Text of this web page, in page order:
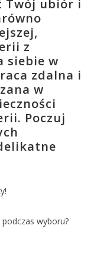
Twój ubiór i
z
siebie w
zdalna i
w
Poczuj
wyboru?